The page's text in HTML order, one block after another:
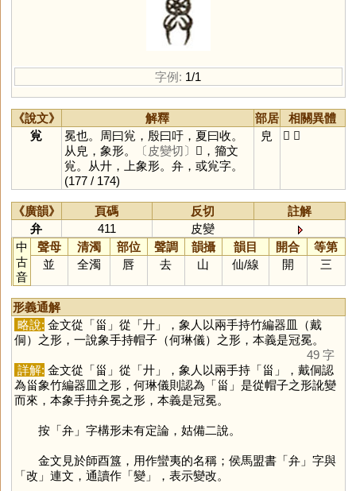
字例: 1/1
《說文》 解釋 部居
相關異體
㝸
冕也。周曰㝸，殷曰吁，夏曰收。
从皃，象形。
〔皮變切〕
𢍘，籀文
㝸。从廾，上象形。弁，或㝸字。
(177 / 174)
皃 𢍘 弁
《廣韻》 頁碼 反切
註解
弁
411
皮變
中
古
音
聲母 清濁 部位 聲調 韻攝 韻目 開合
等第
並
全濁 唇 去 山 仙/線 開 三
形義通解
略說: 金文從「甾 」從「廾」，象人以兩手持竹編器皿（戴
侗）之形，一說象手持帽子（何琳儀）之形，本義是冠冕。
49 字
詳解: 金文從「甾 」從「廾」，象人以兩手持「甾 」，戴侗認
為甾象竹編器皿之形，何琳儀則認為「甾 」是從帽子之形訛變
而來，本象手持弁冕之形，本義是冠冕。
按「弁」字構形未有定論，姑備二說。
金文見於師酉簋，用作蠻夷的名稱；侯馬盟書「弁」字與
「改 」連文，通讀作「變」，表示變改。